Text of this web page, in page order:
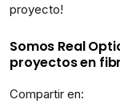
proyecto!
Somos Real
proyectos en
Compartir en: